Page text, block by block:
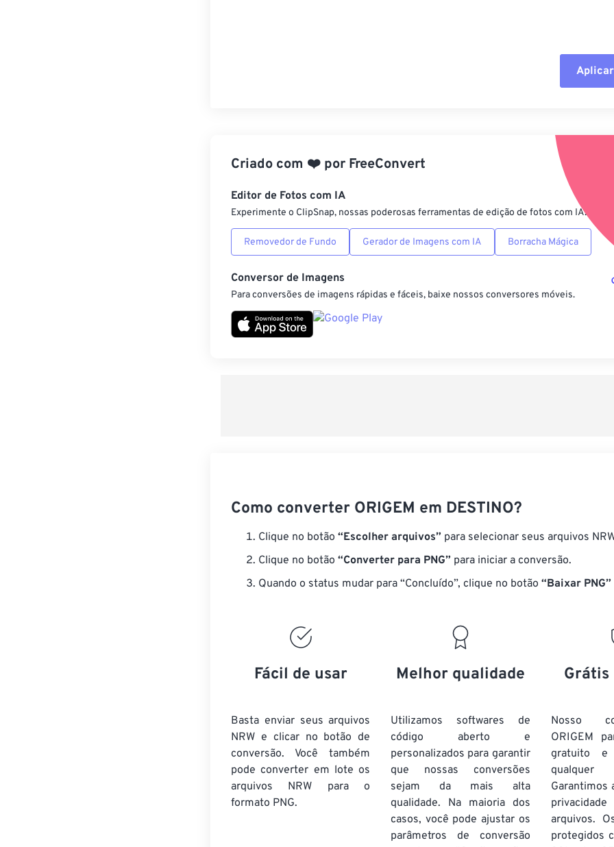
Aplicar a partir
Salvar como
Criado com ❤️ por FreeConvert
Editor de Fotos com IA
Experimente o ClipSnap, nossas poderosas ferramentas de edição de fotos com IA.
Removedor de Fundo Gerador de Imagens com IA Borracha Mágica
Conversor de Imagens
Para conversões de imagens rápidas e fáceis, baixe nossos conversores móveis.
Como converter ORIGEM em DESTINO?
Clique no botão “Escolher arquivos” para selecionar seus arquivos
Clique no botão “Converter para PNG” para iniciar a conversão.
Quando o status mudar para “Concluído”, clique no botão “Baixar PNG”
Fácil de usar
Basta enviar seus arquivos
NRW e clicar no botão de
conversão. Você também
pode converter em loteos
arquivos NRW para o
formato PNG.
Melhor qualidade
Utilizamos softwares de
código aberto e
personalizados para garantir
que nossas conversões
sejam da mais alta
qualidade. Na maioria dos
casos, você pode ajustar os
parâmetros de conversão
Grátis
Nosso
ORIGEM
gratuito e
qualquer
Garantimos
arquivos.
protegidos